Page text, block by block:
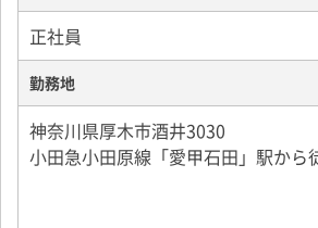
正社員
勤務地
神奈川県厚木市酒井3030
小田急小田原線「愛甲石田」駅から